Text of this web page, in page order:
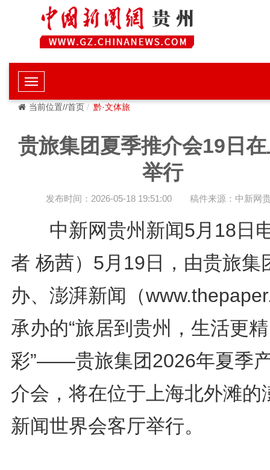
当前位置//首页 黔·文体旅
贵旅集团夏季推介会19日
举行
发布时间：2026-05-18 19:51:00 稿件来源：中新网
中新网贵州新闻5月18日
者 杨茜）5月19日，由贵旅集
办、澎湃新闻（
承办的“旅居到贵州，生活更精
彩”——贵旅集团2026年夏季
介会，将在位于上海北外滩的
新闻世界会客厅举行。